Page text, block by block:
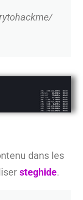
dans les
steghide.